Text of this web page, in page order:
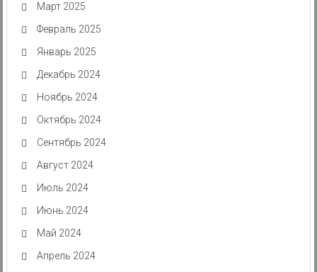
Март 2025
Февраль 2025
Январь 2025
Декабрь 2024
Ноябрь 2024
Октябрь 2024
Сентябрь 2024
Август 2024
Июль 2024
Июнь 2024
Май 2024
Апрель 2024